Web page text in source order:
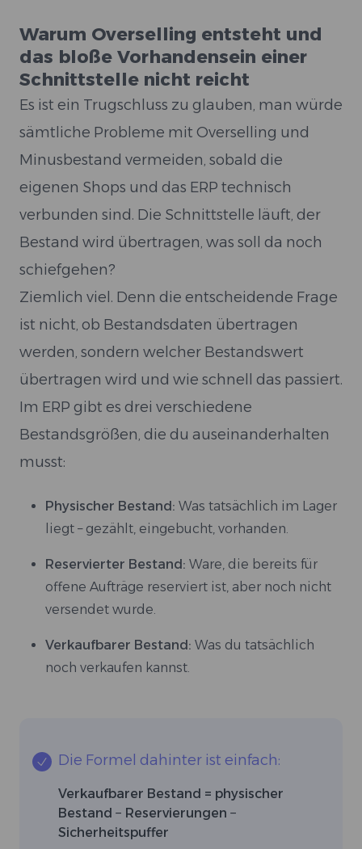
Warum Overselling entsteht und
das bloße Vorhandensein einer
Schnittstelle nicht reicht
Es ist ein Trugschluss zu glauben, man würde
sämtliche Probleme mit Overselling und
Minusbestand vermeiden, sobald die
eigenen Shops und das ERP technisch
verbunden sind. Die Schnittstelle läuft, der
Bestand wird übertragen, was soll da noch
schiefgehen?
Ziemlich viel. Denn die entscheidende Frage
ist nicht, ob Bestandsdaten übertragen
werden, sondern welcher Bestandswert
übertragen wird und wie schnell das passiert.
Im ERP gibt es drei verschiedene
Bestandsgrößen, die du auseinanderhalten
musst:
Physischer Bestand: Was tatsächlich im Lager
liegt – gezählt, eingebucht, vorhanden.
Reservierter Bestand: Ware, die bereits für
offene Aufträge reserviert ist, aber noch nicht
versendet wurde.
Verkaufbarer Bestand: Was du tatsächlich
noch verkaufen kannst.
Die Formel dahinter ist einfach:
Verkaufbarer Bestand = physischer
Bestand − Reservierungen −
Sicherheitspuffer